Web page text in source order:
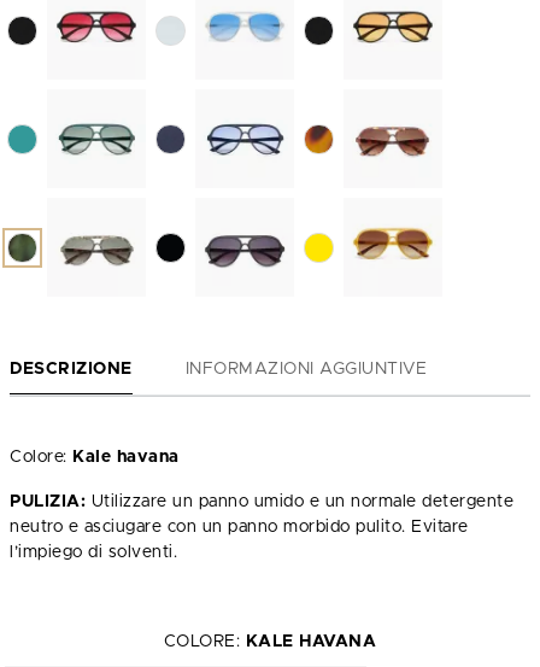
DESCRIZIONE INFORMAZIONI AGGIUNTIVE
Colore: Kale havana
PULIZIA: Utilizzare un panno umido e un normale detergente
neutro e asciugare con un panno morbido pulito. Evitare
l’impiego di solventi.
COLORE: KALE HAVANA